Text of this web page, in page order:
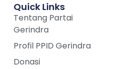
Quick Links
Tentang Partai
Gerindra
Profil PPID Gerindra
Donasi